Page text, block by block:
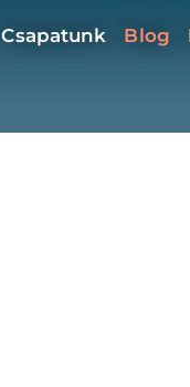
Csapatunk Blog